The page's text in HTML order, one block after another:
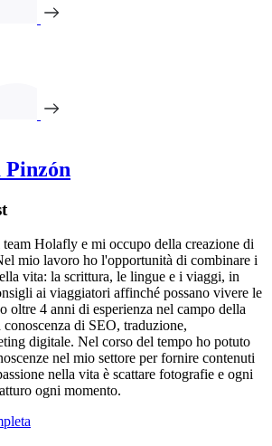
Holafly e mi occupo della creazione di
mio lavoro ho l'opportunità di combinare i
vita: la scrittura, le lingue e i viaggi, in
ai viaggiatori affinché possano vivere le
oltre 4 anni di esperienza nel campo della
di SEO, traduzione,
digitale. Nel corso del tempo ho potuto
nel mio settore per fornire contenuti
nella vita è scattare fotografie e ogni
ogni momento.